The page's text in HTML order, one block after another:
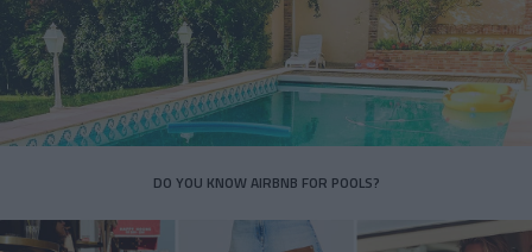
DO YOU KNOW AIRBNB FOR POOLS?